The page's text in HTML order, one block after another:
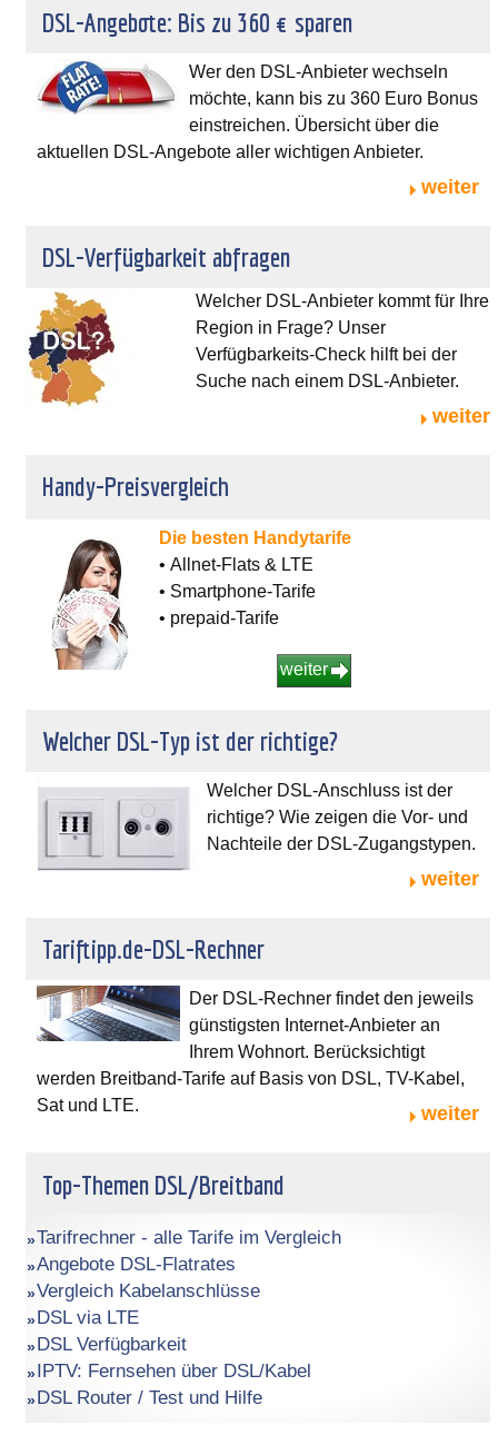
DSL-Angebote: Bis zu 360 € sparen
Wer den DSL-Anbieter wechseln
möchte, kann bis zu 360 Euro Bonus
einstreichen. Übersicht über die
aktuellen DSL-Angebote aller wichtigen Anbieter.
weiter
DSL-Verfügbarkeit abfragen
Welcher DSL-Anbieter kommt für Ihre
Region in Frage? Unser
Verfügbarkeits-Check hilft bei der
Suche nach einem DSL-Anbieter.
weiter
Handy-Preisvergleich
Die besten Handytarife
• Allnet-Flats & LTE
• Smartphone-Tarife
• prepaid-Tarife
weiter
Welcher DSL-Typ ist der richtige?
Welcher DSL-Anschluss ist der
richtige? Wie zeigen die Vor- und
Nachteile der DSL-Zugangstypen.
weiter
Tariftipp.de-DSL-Rechner
Der DSL-Rechner findet den jeweils
günstigsten Internet-Anbieter an
Ihrem Wohnort. Berücksichtigt
werden Breitband-Tarife auf Basis von DSL, TV-Kabel,
Sat und LTE.
weiter
Top-Themen DSL/Breitband
Tarifrechner - alle Tarife im Vergleich
Angebote DSL-Flatrates
Vergleich Kabelanschlüsse
DSL via LTE
DSL Verfügbarkeit
IPTV: Fernsehen über DSL/Kabel
DSL Router / Test und Hilfe